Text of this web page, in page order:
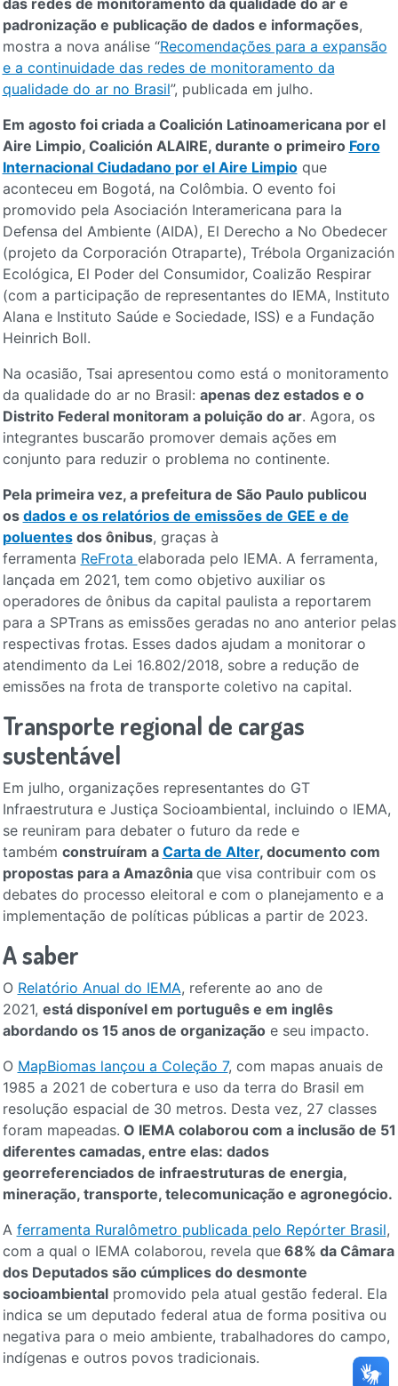
das redes de monitoramento da qualidade do ar e
padronização e publicação de dados e informações,
mostra a nova análise “Recomendações para a expansão
e a continuidade das redes de monitoramento da
qualidade do ar no Brasil”, publicada em julho.
Em agosto foi criada a Coalición Latinoamericana por el
Aire Limpio, Coalición ALAIRE, durante o primeiro Foro
Internacional Ciudadano por el Aire Limpioque
aconteceu em Bogotá, na Colômbia. O evento foi
promovido pela Asociación Interamericana para la
Defensa del Ambiente (AIDA), El Derecho a No Obedecer
(projeto da Corporación Otraparte), Trébola Organización
Ecológica, El Poder del Consumidor, Coalizão Respirar
(com a participação de representantes do IEMA, Instituto
Alana e Instituto Saúde e Sociedade, ISS) e a Fundação
Heinrich Boll.
Na ocasião, Tsai apresentou como está o monitoramento
da qualidade do ar no Brasil: apenas dez estados e o
Distrito Federal monitoram a poluição do ar. Agora, os
integrantes buscarão promover demais ações em
conjunto para reduzir o problema no continente.
Pela primeira vez, a prefeitura de São Paulo publicou
os dados e os relatórios de emissões de GEE e de
poluentesdos ônibus, graças à
ferramenta ReFrota elaborada pelo IEMA. A ferramenta,
lançada em 2021, tem como objetivo auxiliar os
operadores de ônibus da capital paulista a reportarem
para a SPTrans as emissões geradas no ano anterior pelas
respectivas frotas. Esses dados ajudam a monitorar o
atendimento da Lei 16.802/2018, sobre a redução de
emissões na frota de transporte coletivo na capital.
Transporte regional de cargas
sustentável
Em julho, organizações representantes do GT
Infraestrutura e Justiça Socioambiental, incluindo o IEMA,
se reuniram para debater o futuro da rede e
também construíram a Carta de Alter, documento com
propostas para a Amazônia que visa contribuir com os
debates do processo eleitoral e com o planejamento e a
implementação de políticas públicas a partir de 2023.
A saber
O Relatório Anual do IEMA, referente ao ano de
2021, está disponível em português e em inglês
abordando os 15 anos de organizaçãoe seu impacto.
O MapBiomas lançou a Coleção 7, com mapas anuais de
1985 a 2021 de cobertura e uso da terra do Brasil em
resolução espacial de 30 metros. Desta vez, 27 classes
foram mapeadas. O IEMA colaborou com a inclusão de 51
diferentes camadas, entre elas: dados
georreferenciados de infraestruturas de energia,
mineração, transporte, telecomunicação e agronegócio.
A ferramenta Ruralômetro publicada pelo Repórter Brasil,
com a qual o IEMA colaborou, revela que68% da Câmara
dos Deputados são cúmplices do desmonte
socioambientalpromovido pela atual gestão federal. Ela
indica se um deputado federal atua de forma positiva ou
negativa para o meio ambiente, trabalhadores do campo,
indígenas e outros povos tradicionais.